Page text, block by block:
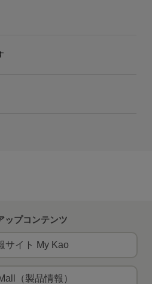
ップコンテンツ
サイト My Kao
（製品情報）